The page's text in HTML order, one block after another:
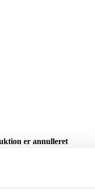
er annulleret